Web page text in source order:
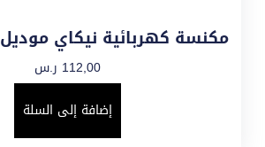
مكنسة كهربائية نيكاي موديل NVC2302A1
112,00 ر.س
إضافة إلى السلة